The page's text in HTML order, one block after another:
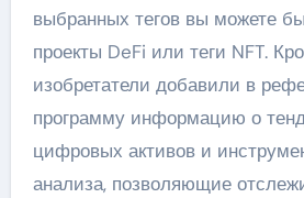
выбранных тегов вы можете
проекты DeFi или теги NFT.
изобретатели добавили в
программу информацию о
цифровых активов и
анализа, позволяющие